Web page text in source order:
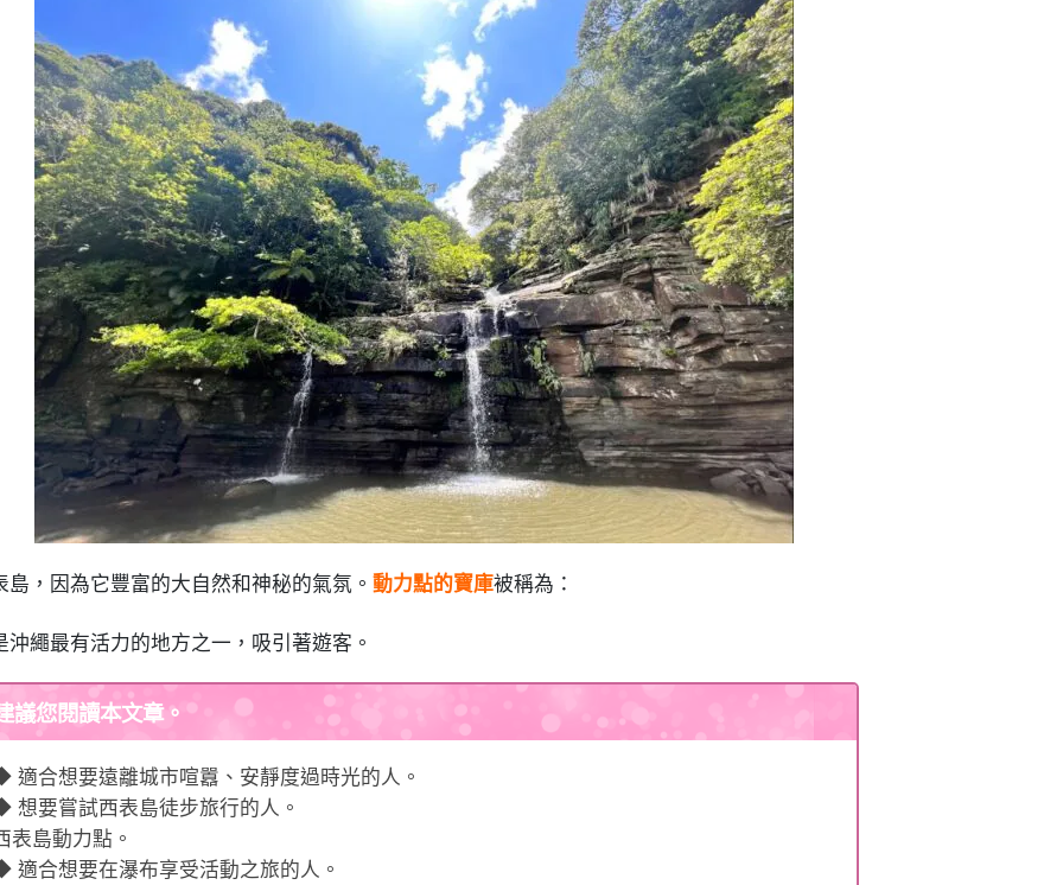
1) 星沙海灘 美麗的風景和浮潛點
3.2(ii) 中間河。 泛舟河上，被動植物癒合
3.3(3) 巴拉斯島 每天只出現兩小時的神奇島嶼！
在導遊的帶領下充分享受！ 3 西表島Power Spot主持之旅☆。
4.1紅樹林 SUP/Canoeing & 浮潛之旅 巴拉蘇島浮潛之旅
4.2橫越 Pinaisara 瀑布及前往瀑布盆地！ 紅樹林獨木舟和徒步旅行課程
4.3前往西表島未開發的 「Mizu Ochiri-no-taki 瀑布」☆。 大自然紅樹林獨木舟&瀑布之旅
西表島のパワースポットに関する よくある質問（FAQ）
摘要
島，因為它豐富的大自然和神秘的氣氛。 動力點的寶庫被稱為：
沖繩最有活力的地方之一，吸引著遊客。
議您閱讀本文章。
適合想要遠離城市喧囂、安靜度過時光的人。
想要嘗試西表島徒步旅行的人。
表島動力點。
適合想要在瀑布享受活動之旅的人。